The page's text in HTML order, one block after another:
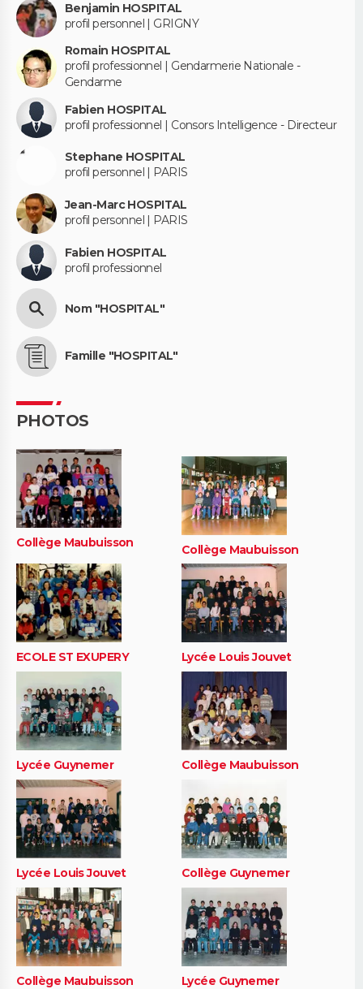
Benjamin HOSPITAL
profil personnel | GRIGNY
Romain HOSPITAL
profil professionnel | Gendarmerie Nationale -
Gendarme
Fabien HOSPITAL
profil professionnel | Consors Intelligence - Directeur
Stephane HOSPITAL
profil personnel | PARIS
Jean-Marc HOSPITAL
profil personnel | PARIS
Fabien HOSPITAL
profil professionnel
Nom "HOSPITAL"
Famille "HOSPITAL"
PHOTOS
Collège Maubuisson Collège Maubuisson
ECOLE ST EXUPERY Lycée Louis Jouvet
Lycée Guynemer Collège Maubuisson
Lycée Louis Jouvet Collège Guynemer
Collège Maubuisson Lycée Guynemer